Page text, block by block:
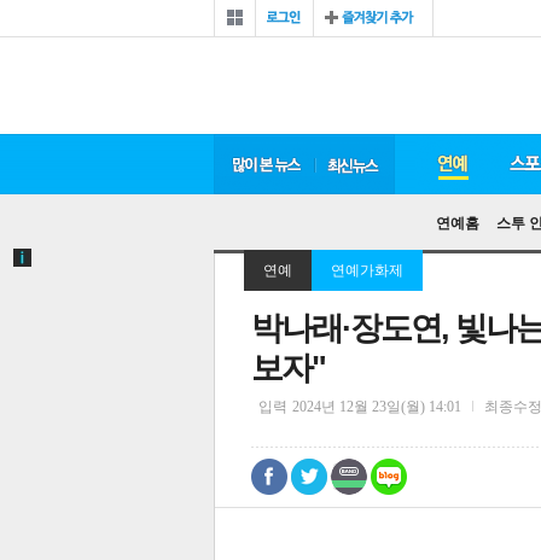
연예홈 스투
연예 연예가화제
박나래·장도연, 빛
보자"
입력 2024년 12월 23일(월) 14:01 최종수정
0